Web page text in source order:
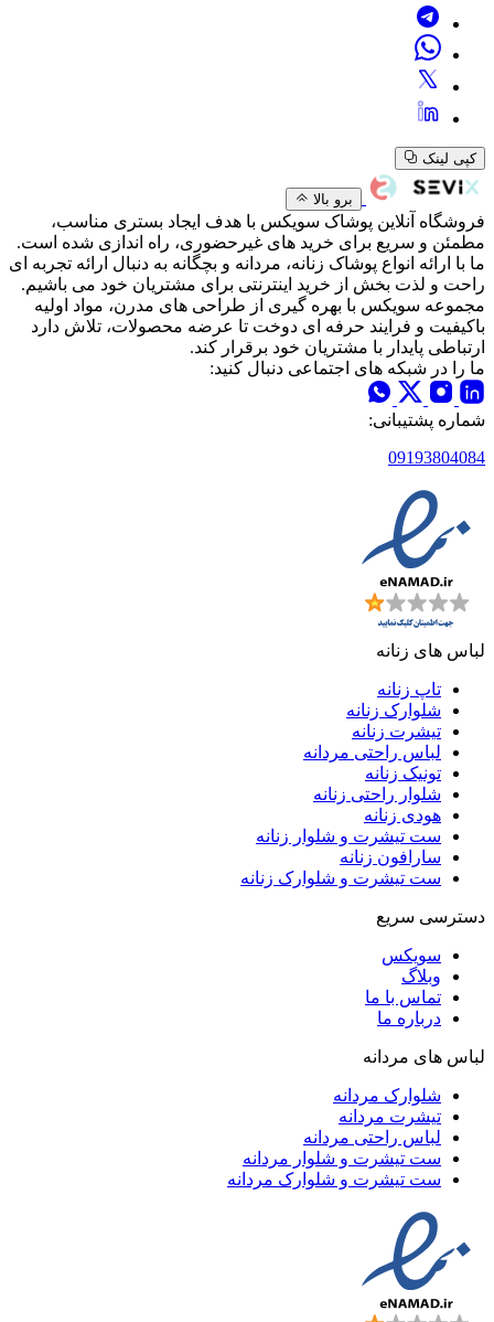
کپی لینک
برو بالا
فروشگاه آنلاین پوشاک سویکس با هدف ایجاد بستری مناسب،
مطمئن و سریع برای خرید های غیرحضوری، راه اندازی شده است.
ما با ارائه انواع پوشاک زنانه، مردانه و بچگانه به دنبال ارائه تجربه ای
راحت و لذت بخش از خرید اینترنتی برای مشتریان خود می باشیم.
مجموعه سویکس با بهره گیری از طراحی های مدرن، مواد اولیه
باکیفیت و فرایند حرفه ای دوخت تا عرضه محصولات، تلاش دارد
ارتباطی پایدار با مشتریان خود برقرار کند.
ما را در شبکه های اجتماعی دنبال کنید:
شماره پشتیبانی:
09193804084
لباس های زنانه
تاپ زنانه
شلوارک زنانه
تیشرت زنانه
لباس راحتی مردانه
تونیک زنانه
شلوار راحتی زنانه
هودی زنانه
ست تیشرت و شلوار زنانه
سارافون زنانه
ست تیشرت و شلوارک زنانه
دسترسی سریع
سویکس
وبلاگ
تماس با ما
درباره ما
لباس های مردانه
شلوارک مردانه
تیشرت مردانه
لباس راحتی مردانه
ست تیشرت و شلوار مردانه
ست تیشرت و شلوارک مردانه